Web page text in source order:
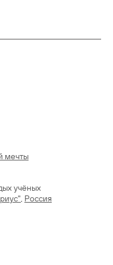
мечты
учёных
, Россия